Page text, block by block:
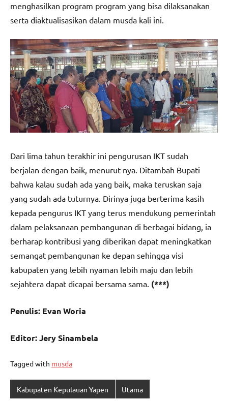
menghasilkan program program yang bisa dilaksanakan
serta diaktualisasikan dalam musda kali ini.
Dari lima tahun terakhir ini pengurusan IKT sudah
berjalan dengan baik, menurut nya. Ditambah Bupati
bahwa kalau sudah ada yang baik, maka teruskan saja
yang sudah ada tuturnya. Dirinya juga berterima kasih
kepada pengurus IKT yang terus mendukung pemerintah
dalam pelaksanaan pembangunan di berbagai bidang, ia
berharap kontribusi yang diberikan dapat meningkatkan
semangat pembangunan ke depan sehingga visi
kabupaten yang lebih nyaman lebih maju dan lebih
sejahtera dapat dicapai bersama sama. (***)
Penulis: Evan Woria
Editor: Jery Sinambela
Tagged with musda
Kabupaten Kepulauan Yapen Utama